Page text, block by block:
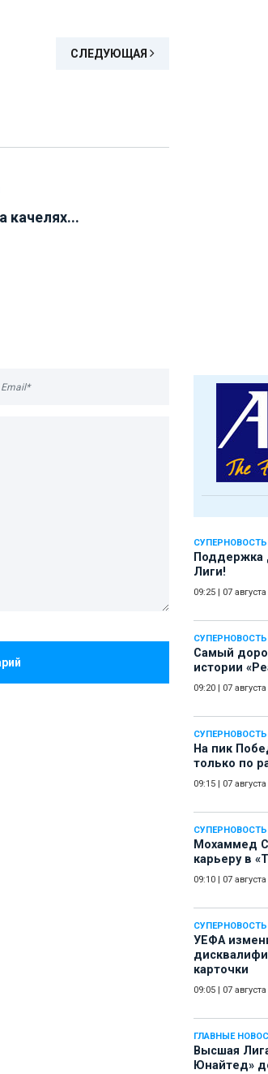
СУПЕРНОВОСТЬ
Поддержка
Лиги!
09:25 07 августа
СУПЕРНОВОСТЬ
Самый
истории
09:20 07 августа
СУПЕРНОВОСТЬ
На пик
только по
09:15 07 августа
СУПЕРНОВОСТЬ
Мохаммед
карьеру в
09:10 07 августа
СУПЕРНОВОСТЬ
УЕФА
карточки
09:05 07 августа
ГЛАВНЫЕ
Высшая
Юнайтед»
СЛЕДУЮЩАЯ
качелях...